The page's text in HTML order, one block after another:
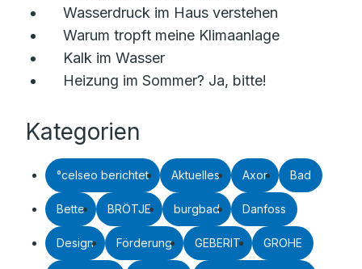
Wasserdruck im Haus verstehen
Warum tropft meine Klimaanlage
Kalk im Wasser
Heizung im Sommer? Ja, bitte!
Kategorien
°celseo berichtet Aktuelles Axor Bad
Bette BRÖTJE burgbad Danfoss
Design Förderung GEBERIT GROHE